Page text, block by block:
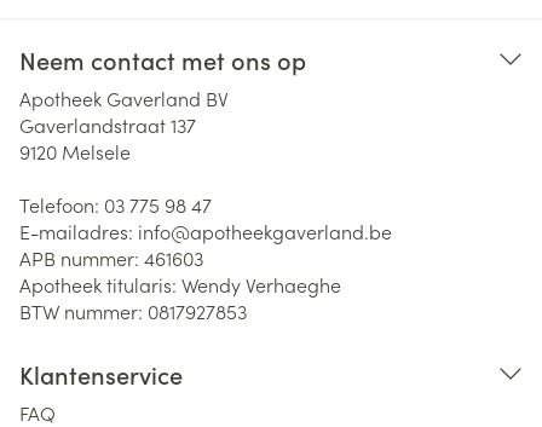
Neem contact met ons op
Apotheek Gaverland BV
Gaverlandstraat 137
9120 Melsele
Telefoon: 03 775 98 47
E-mailadres: info@apotheekgaverland.be
APB nummer: 461603
Apotheek titularis: Wendy Verhaeghe
BTW nummer: 0817927853
Klantenservice
FAQ